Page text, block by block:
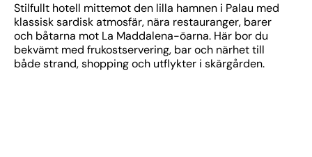
Stilfullt hotell mittemot den lilla hamnen i Palau med
klassisk sardisk atmosfär, nära restauranger, barer
och båtarna mot La Maddalena-öarna. Här bor du
bekvämt med frukostservering, bar och närhet till
både strand, shopping och utflykter i skärgården.